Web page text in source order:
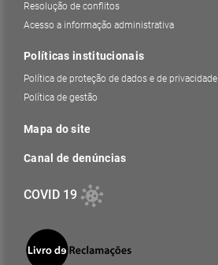
Resolução de conflitos
Acesso a informação administrativa
Políticas institucionais
Política de proteção de dados e de privacidade
Política de gestão
Mapa do site
Canal de denúncias
COVID 19